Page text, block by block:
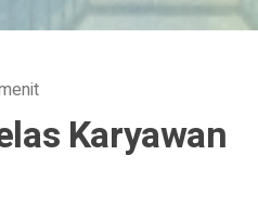
Karyawan